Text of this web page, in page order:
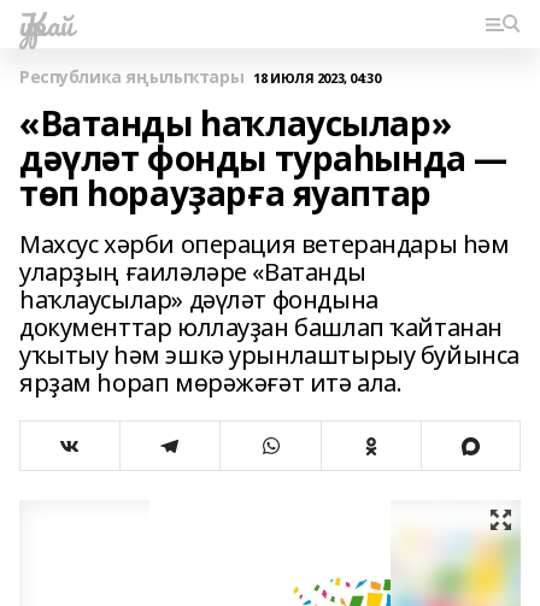
Ҡурай
Республика яңылыҡтары 18 ИЮЛЯ 2023, 04:30
«Ватанды һаҡлаусылар»
дәүләт фонды тураһында —
төп һорауҙарға яуаптар
Махсус хәрби операция ветерандары һәм
уларҙың ғаиләләре «Ватанды
һаҡлаусылар» дәүләт фондына
документтар юллауҙан башлап ҡайтанан
уҡытыу һәм эшкә урынлаштырыу буйынса
ярҙам һорап мөрәжәғәт итә ала.